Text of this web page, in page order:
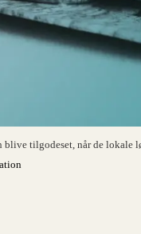
blive tilgodeset, når de